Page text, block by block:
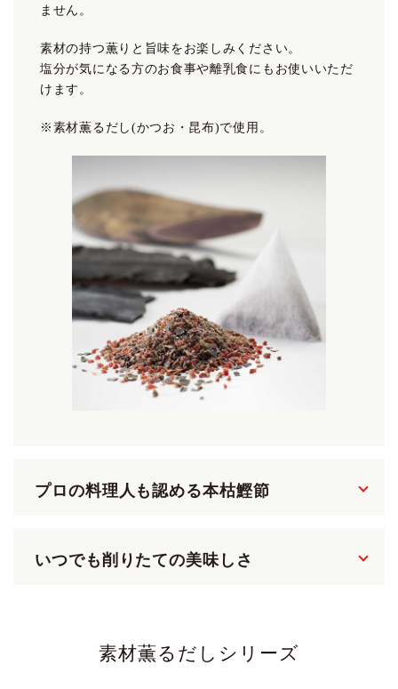
ません。
素材の持つ薫りと旨味をお楽しみください。
塩分が気になる方のお食事や離乳食にもお使いいただ
けます。
※素材薫るだし(かつお・昆布)で使用。
プロの料理人も認める本枯鰹節
いつでも削りたての美味しさ
素材薫るだしシリーズ